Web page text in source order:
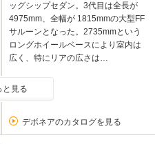
ッグシップセダン。3代目は全長が
4975mm、全幅が 1815mmの大型FF
サルーンとなった。2735mmという
ロングホイールベースにより室内は
広く、特にリアの広さは…
と見る
デボネアのカタログを見る